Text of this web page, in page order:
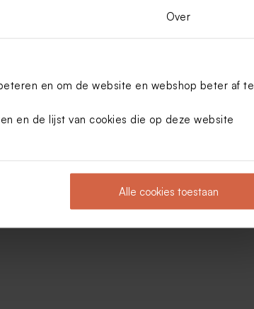
Over
en om de website en webshop beter af te
en de lijst van cookies die op deze website
Alle cookies toestaan